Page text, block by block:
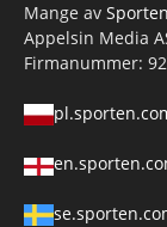
Mange av
Appelsin Media
Firmanummer: